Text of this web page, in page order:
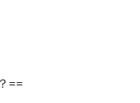
==